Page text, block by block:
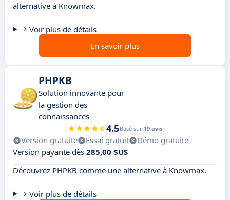
alternative à Knowmax.
Voir plus de détails
En savoir plus
PHPKB
Solution innovante pour
la gestion des
connaissances
4.5Basé sur 19 avis
Version gratuite Essai gratuit
Démo gratuite
Version payante dès 285,00 $US
Découvrez PHPKB comme une alternative à Knowmax.
Voir plus de détails